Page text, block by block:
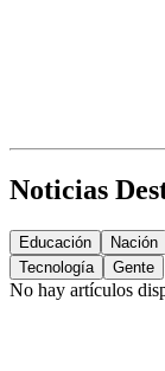
Noticias
Educación Nación
Tecnología
Gente
No hay artículos